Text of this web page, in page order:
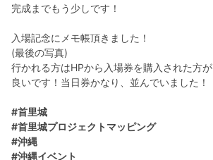
完成までもう少しです！
入場記念にメモ帳頂きました！
(最後の写真)
行かれる方はHPから入場券を購入された方が
良いです！当日券かなり、並んでいました！
#首里城
#首里城プロジェクトマッピング
#沖縄
#沖縄イベント